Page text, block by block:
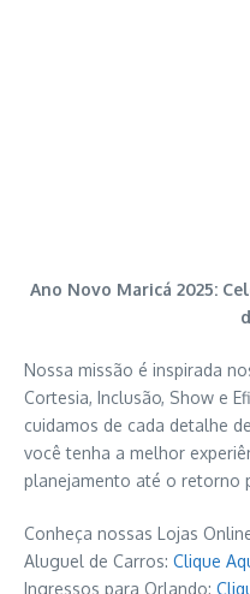
Ano Novo Maricá 2025:
Nossa missão é inspirada
Cortesia, Inclusão, Show e
cuidamos de cada detalhe
você tenha a melhor
planejamento até o retorno
Conheça nossas Lojas
Aluguel de Carros: Clique
Ingressos para Orlando: